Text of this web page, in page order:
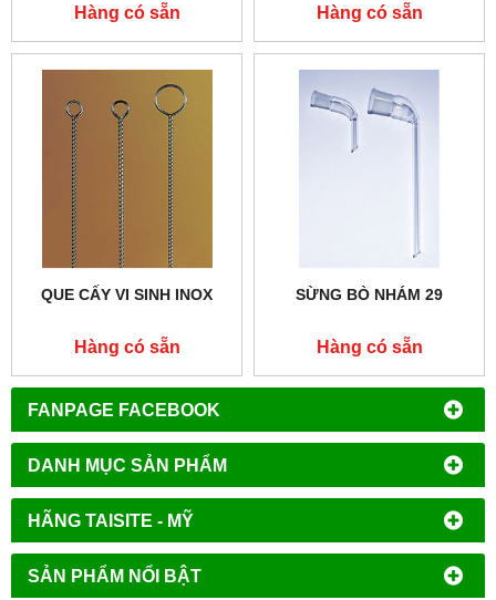
FANPAGE FACEBOOK
DANH MỤC SẢN PHẨM
HÃNG TAISITE - MỸ
SẢN PHẨM NỔI BẬT
Hàng có sẵn Hàng có sẵn
QUE CẤY VI SINH INOX
Hàng có sẵn
SỪNG BÒ NHÁM 29
Hàng có sẵn